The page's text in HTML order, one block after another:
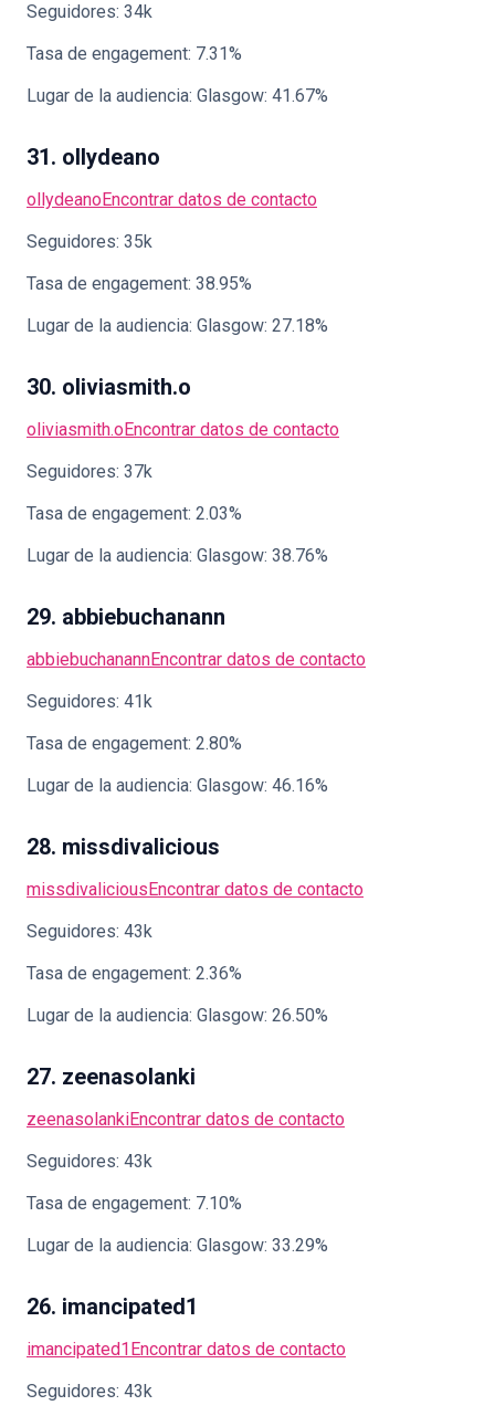
Seguidores: 34k
Tasa de engagement: 7.31%
Lugar de la audiencia: Glasgow: 41.67%
31. ollydeano
ollydeanoEncontrar datos de contacto
Seguidores: 35k
Tasa de engagement: 38.95%
Lugar de la audiencia: Glasgow: 27.18%
30. oliviasmith.o
oliviasmith.oEncontrar datos de contacto
Seguidores: 37k
Tasa de engagement: 2.03%
Lugar de la audiencia: Glasgow: 38.76%
29. abbiebuchanann
abbiebuchanannEncontrar datos de contacto
Seguidores: 41k
Tasa de engagement: 2.80%
Lugar de la audiencia: Glasgow: 46.16%
28. missdivalicious
missdivaliciousEncontrar datos de contacto
Seguidores: 43k
Tasa de engagement: 2.36%
Lugar de la audiencia: Glasgow: 26.50%
27. zeenasolanki
zeenasolankiEncontrar datos de contacto
Seguidores: 43k
Tasa de engagement: 7.10%
Lugar de la audiencia: Glasgow: 33.29%
26. imancipated1
imancipated1Encontrar datos de contacto
Seguidores: 43k